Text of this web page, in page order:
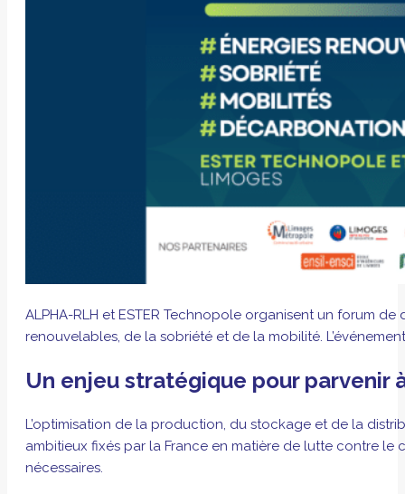
ALPHA-RLH et ESTER Technopole organisent un forum
renouvelables, de la sobriété et de la mobilité.
Un enjeu stratégique pour parvenir
L’optimisation de la production, du stockage et de la
ambitieux fixés par la France en matière de lutte contre
nécessaires.